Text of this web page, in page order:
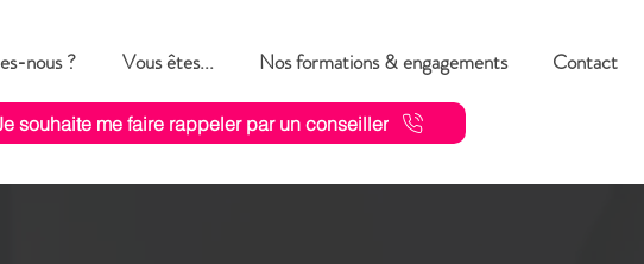
nous ? Vous êtes... Nos formations & engagements Contact
souhaite me faire rappeler par un conseiller